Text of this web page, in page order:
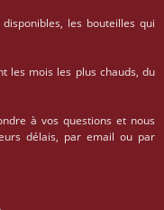
les bouteilles qui
les mois les plus chauds, du
à vos questions et nous
délais, par email ou par